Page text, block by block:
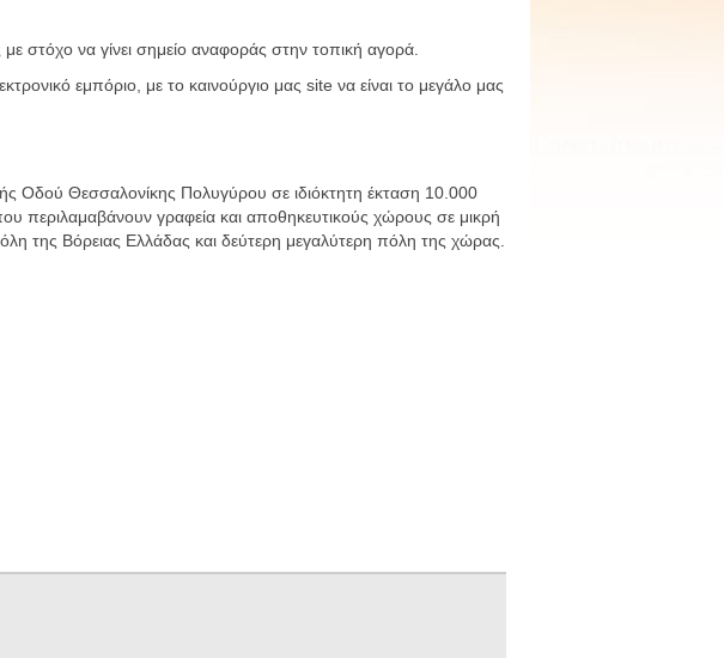
στόχο να γίνει σημείο αναφοράς στην τοπική αγορά.
εμπόριο, με το καινούργιο μας site να είναι το μεγάλο μας
Οδού Θεσσαλονίκης Πολυγύρου σε ιδιόκτητη έκταση 10.000
περιλαμαβάνουν γραφεία και αποθηκευτικούς χώρους σε μικρή
της Βόρειας Ελλάδας και δεύτερη μεγαλύτερη πόλη της χώρας.